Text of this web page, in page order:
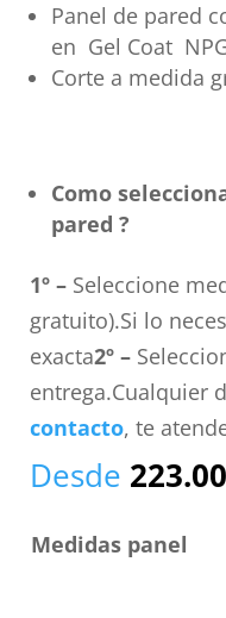
Panel de pared
en Gel Coat
Corte a medida
Como
pared ?
1º –Seleccione
gratuito).Si lo
exacta2º –
entrega.Cualquier
contacto, te
Desde 223.00
Medidas panel